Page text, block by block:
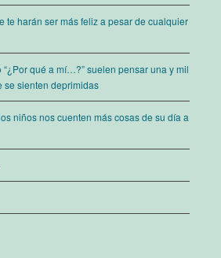
te harán ser más feliz a pesar de cualquier
qué a mí…?” suelen pensar una y mil
se sienten deprimidas
niños nos cuenten más cosas de su día a